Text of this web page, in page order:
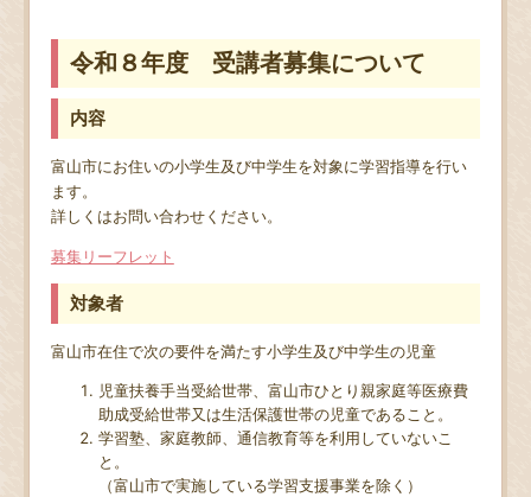
令和８年度 受講者募集について
内容
富山市にお住いの小学生及び中学生を対象に学習指導を行い
ます。
詳しくはお問い合わせください。
募集リーフレット
対象者
富山市在住で次の要件を満たす小学生及び中学生の児童
児童扶養手当受給世帯、富山市ひとり親家庭等医療費
助成受給世帯又は生活保護世帯の児童であること。
学習塾、家庭教師、通信教育等を利用していないこ
と。
（富山市で実施している学習支援事業を除く）